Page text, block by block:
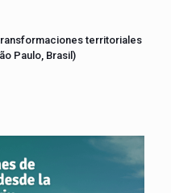
territoriales
Paulo, Brasil)